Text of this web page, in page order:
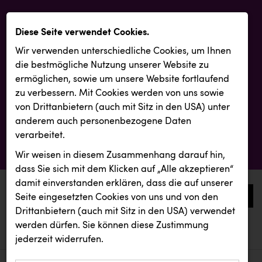
0
aktuelle aussendungen
aktuelle aussendungen
Diese Seite verwendet Cookies.
Wir verwenden unterschiedliche Cookies, um Ihnen
die best­mögliche Nutzung unserer Website zu
ermöglichen, sowie um unsere Website fortlaufend
zu verbessern. Mit Cookies werden von uns sowie
von Drittanbietern (auch mit Sitz in den USA) unter
anderem auch personenbezogene Daten
verarbeitet.
Wir weisen in diesem Zusammenhang darauf hin,
dass Sie sich mit dem Klicken auf „Alle akzeptieren“
damit ein­ver­standen erklären, dass die auf unserer
Seite eingesetzten Cookies von uns und von den
Drittanbietern (auch mit Sitz in den USA) verwendet
werden dürfen. Sie können diese Zustimmung
jederzeit widerrufen.